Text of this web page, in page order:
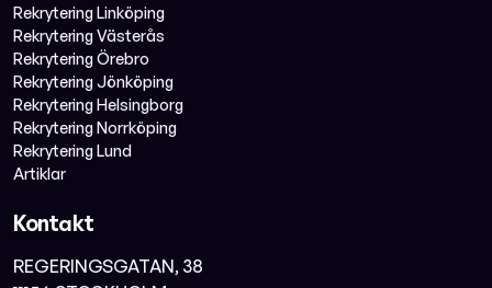
Rekrytering Linköping
Rekrytering Västerås
Rekrytering Örebro
Rekrytering Jönköping
Rekrytering Helsingborg
Rekrytering Norrköping
Rekrytering Lund
Artiklar
Kontakt
REGERINGSGATAN, 38